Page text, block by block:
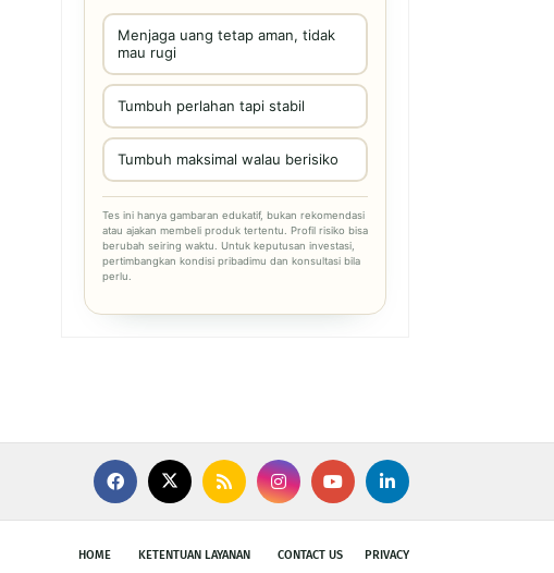
Menjaga uang tetap aman, tidak
mau rugi
Tumbuh perlahan tapi stabil
Tumbuh maksimal walau berisiko
Tes ini hanya gambaran edukatif, bukan rekomendasi
atau ajakan membeli produk tertentu. Profil risiko bisa
berubah seiring waktu. Untuk keputusan investasi,
pertimbangkan kondisi pribadimu dan konsultasi bila
perlu.
HOME KETENTUAN LAYANAN CONTACT US PRIVACY